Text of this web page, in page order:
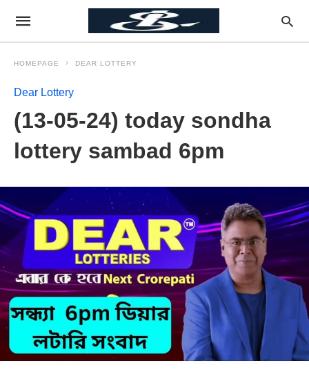
HOMEPAGE DEAR LOTTERY
Dear Lottery
(13-05-24) today sondha
lottery sambad 6pm